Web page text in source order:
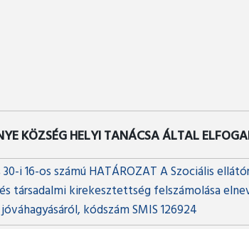
KÖZSÉG HELYI TANÁCSA ÁLTAL
30-i 16-os számú HATÁROZAT A Szociális
társadalmi kirekesztettség felszámolása
kódszám SMIS 126924